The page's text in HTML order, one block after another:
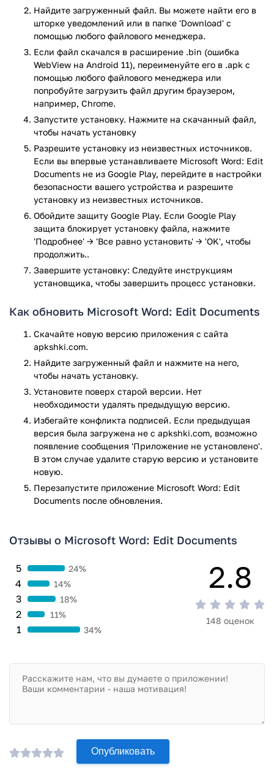
Профессиональные шаблоны, доступные в приложении,
позволяют с легкостью создавать документы с красивым
оформлением: письмо, статья, руководство, сценарий и
многое другое. А тонкая настройка параметров разметки и
средств форматирования помогут реализовать ваши идеи
в полной мере. Все документы Word будут одинаково
выглядеть на всех устройствах: как на мобильных, так и на
десктопных.
Комфортный просмотр и
редактирование
Для удобного ознакомления с содержимым документов в
приложении есть режим чтения, который позволит без
лишних отвлечений на интерфейс вникнуть в суть текста.
Вы также можете открывать файлы формата PDF для
чтения и быстро их редактировать в пару касаний.
Командная работа
Откройте доступ к документу своей команде, чтобы работа
продвигалась быстрее. Обсуждайте, высказывайте
текстом. Каждый сможет поучаствовать в общем деле и
изменений вы всегда сможете узнать, как выглядел файл
на предыдущих этапах.
Скачать Microsoft Word вы можете бесплатно с нашего
сайта. Начните пользоваться одним из самых популярных
и мощных текстовых редакторов прямо сейчас. Для
оформить подписку.
Приложение Microsoft Word: Edit Documents прошло
проверку антивирусом VirusTotal. В результате проверки
по всем последним сигнатурам заражения файлов не
выявлено.
Найдите загруженный файл. Вы можете найти его в
шторке уведомлений или в папке 'Download' с
помощью любого файлового менеджера.
Если файл скачался в расширение .bin (ошибка
WebView на Android 11), переименуйте его в .apk с
помощью любого файлового менеджера или
попробуйте загрузить файл другим браузером,
например, Chrome.
Запустите установку. Нажмите на скачанный файл,
чтобы начать установку
Разрешите установку из неизвестных источников.
Если вы впервые устанавливаете Microsoft Word: Edit
Documents не из Google Play, перейдите в настройки
безопасности вашего устройства и разрешите
установку из неизвестных источников.
Обойдите защиту Google Play. Если Google Play
защита блокирует установку файла, нажмите
'Подробнее' → 'Все равно установить' → 'OK', чтобы
продолжить..
Завершите установку: Следуйте инструкциям
установщика, чтобы завершить процесс установки.
Как обновить Microsoft Word: Edit Documents
Скачайте новую версию приложения с сайта
apkshki.com.
Найдите загруженный файл и нажмите на него,
чтобы начать установку.
Установите поверх старой версии. Нет
необходимости удалять предыдущую версию.
Избегайте конфликта подписей. Если предыдущая
версия была загружена не с apkshki.com, возможно
появление сообщения 'Приложение не установлено'.
В этом случае удалите старую версию и установите
новую.
Перезапустите приложениe Microsoft Word: Edit
Documents после обновления.
Отзывы о Microsoft Word: Edit Documents
1 34%
2 11%
3 18%
4 14%
5 24% 2.8
148 оценок
Опубликовать